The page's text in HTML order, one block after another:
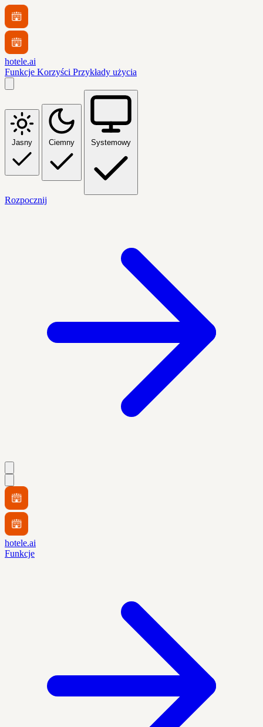
hotele.ai
Funkcje Korzyści Przykłady użycia
Jasny Ciemny Systemowy
Rozpocznij
hotele.ai
Funkcje